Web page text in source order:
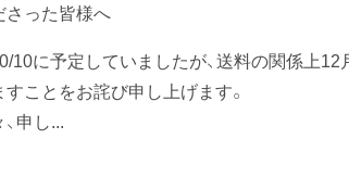
さった皆様へ
10に予定していましたが、送料の関係上
ことをお詫び申し上げます。
申し...